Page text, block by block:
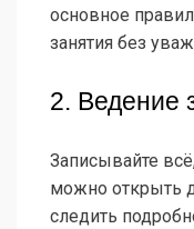
основное
занятия без
2. Ведение
Записывайте
можно открыть
следить